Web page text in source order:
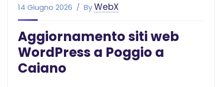
14 Giugno 2026 ByWebX
Aggiornamento siti web
WordPress a Poggio a
Caiano